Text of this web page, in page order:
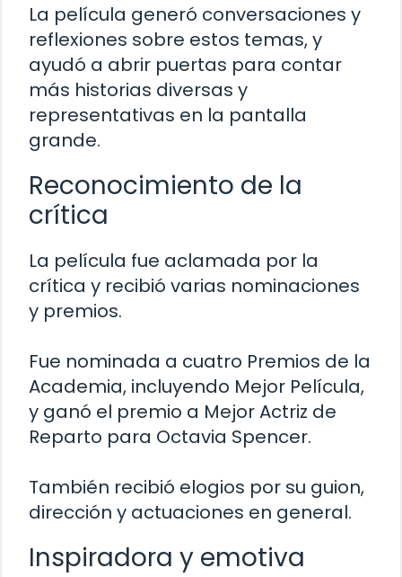
La película generó conversaciones y
reflexiones sobre estos temas, y
ayudó a abrir puertas para contar
más historias diversas y
representativas en la pantalla
grande.
Reconocimiento de la
crítica
La película fue aclamada por la
crítica y recibió varias nominaciones
y premios.
Fue nominada a cuatro Premios de la
Academia, incluyendo Mejor Película,
y ganó el premio a Mejor Actriz de
Reparto para Octavia Spencer.
También recibió elogios por su guion,
dirección y actuaciones en general.
Inspiradora y emotiva